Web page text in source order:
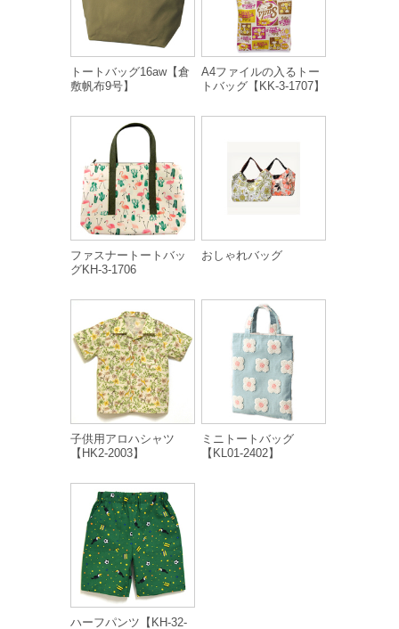
トートバッグ16aw【倉
敷帆布9号】
A4ファイルの入るトー
トバッグ【KK-3-1707】
ファスナートートバッ
グKH-3-1706
おしゃれバッグ
子供用アロハシャツ
【HK2-2003】
ミニトートバッグ
【KL01-2402】
ハーフパンツ【KH-32-